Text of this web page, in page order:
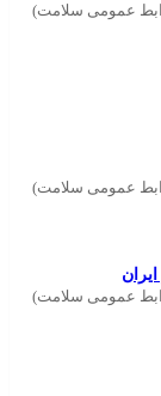
عمومی سلامت)
عمومی سلامت)
عمومی سلامت)